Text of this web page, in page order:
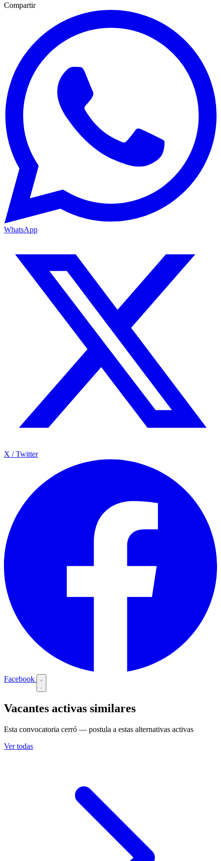
Compartir
WhatsApp
X / Twitter
Facebook
Vacantes activas similares
Esta convocatoria cerró — postula a estas alternativas activas
Ver todas